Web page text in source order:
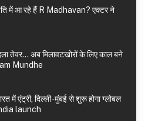
में आ रहे हैं R Madhavan? एक्टर ने
तेवर… अब मिलावटखोरों के लिए काल बने
Mundhe
में एंट्री, दिल्ली-मुंबई से शुरू होगा ग्लोबल
launch